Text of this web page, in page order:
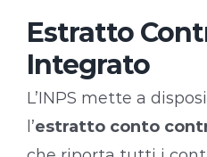
Estratto
Integrato
L’INPS mette a
l’estratto conto